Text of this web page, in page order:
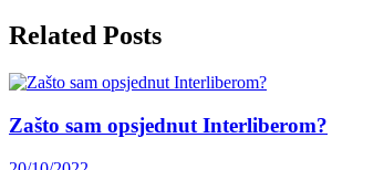
Related Posts
Zašto sam opsjednut Interliberom?